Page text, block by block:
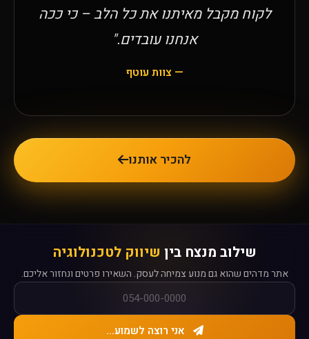
לקוח מקבל מאיתנו את כל הלב – כי ככה
אנחנו עובדים."
— צוות עוטף
להכיר אותנו
שילוב מנצח בין שיווק לטכנולוגיה
אתר מדהים שהוא גם מנוע צמיחה לעסק. השאירו פרטים ונחזור אליכם.
אני רוצה לשמוע...